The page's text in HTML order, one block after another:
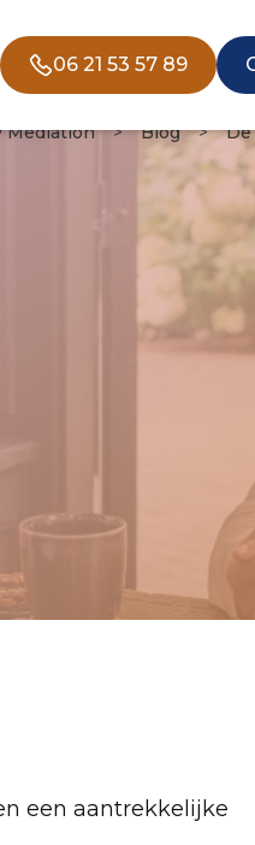
06 21 53 57 89
Mediation > Blog >
een aantrekkelijke